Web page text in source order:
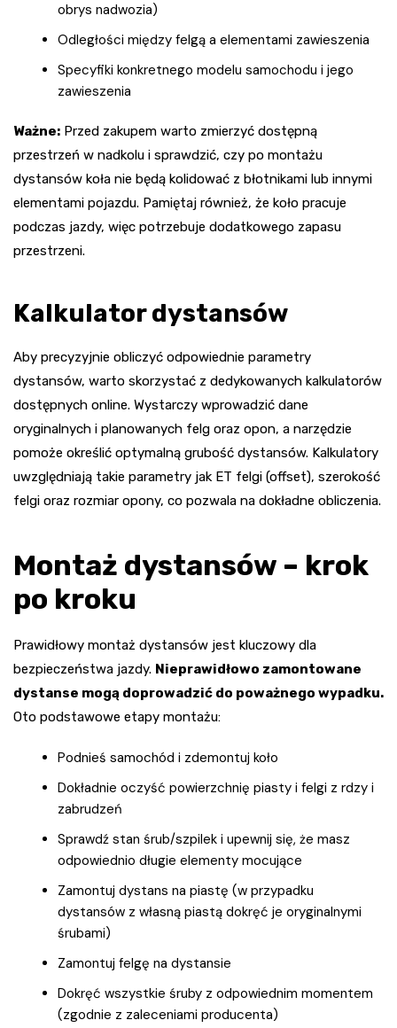
obrys nadwozia)
Odległości między felgą a elementami zawieszenia
Specyfiki konkretnego modelu samochodu i jego
zawieszenia
Ważne: Przed zakupem warto zmierzyć dostępną
przestrzeń w nadkolu i sprawdzić, czy po montażu
dystansów koła nie będą kolidować z błotnikami lub innymi
elementami pojazdu. Pamiętaj również, że koło pracuje
podczas jazdy, więc potrzebuje dodatkowego zapasu
przestrzeni.
Kalkulator dystansów
Aby precyzyjnie obliczyć odpowiednie parametry
dystansów, warto skorzystać z dedykowanych kalkulatorów
dostępnych online. Wystarczy wprowadzić dane
oryginalnych i planowanych felg oraz opon, a narzędzie
pomoże określić optymalną grubość dystansów. Kalkulatory
uwzględniają takie parametry jak ET felgi (offset), szerokość
felgi oraz rozmiar opony, co pozwala na dokładne obliczenia.
Montaż dystansów – krok
po kroku
Prawidłowy montaż dystansów jest kluczowy dla
bezpieczeństwa jazdy. Nieprawidłowo zamontowane
dystanse mogą doprowadzić do poważnego wypadku.
Oto podstawowe etapy montażu:
Podnieś samochód i zdemontuj koło
Dokładnie oczyść powierzchnię piasty i felgi z rdzy i
zabrudzeń
Sprawdź stan śrub/szpilek i upewnij się, że masz
odpowiednio długie elementy mocujące
Zamontuj dystans na piastę (w przypadku
dystansów z własną piastą dokręć je oryginalnymi
śrubami)
Zamontuj felgę na dystansie
Dokręć wszystkie śruby z odpowiednim momentem
(zgodnie z zaleceniami producenta)